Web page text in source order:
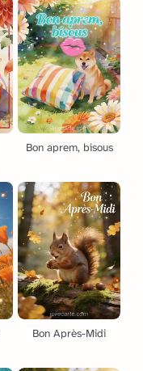
Bon aprem, bisous
Bon Après-Midi